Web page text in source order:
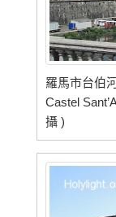
羅馬市台伯
Castel
攝 )